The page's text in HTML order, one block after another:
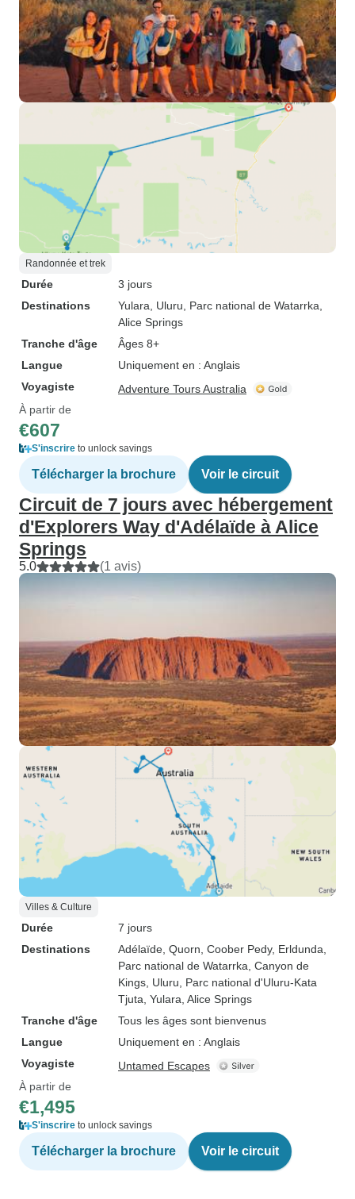
Randonnée et trek
Durée
3 jours
Destinations
Yulara , Uluru , Parc national de Watarrka
Alice Springs
Tranche d'âge
Âges 8+
Langue
Uniquement en : Anglais
Voyagiste
Adventure Tours Australia
À partir de
€607
S'inscrire to unlock savings
Télécharger la brochure Voir le circuit
Circuit de 7 jours avec hébergement
d'Explorers Way d'Adélaïde à Alice
Springs
5.0 (1 avis)
Villes & Culture
Durée
7 jours
Destinations
Adélaïde , Quorn , Coober Pedy, Erldunda
Parc national de Watarrka , Canyon de
Kings , Uluru , Parc national d'Uluru-Kata
Tjuta , Yulara , Alice Springs
Tranche d'âge
Tous les âges sont bienvenus
Langue
Uniquement en : Anglais
Voyagiste
Untamed Escapes
À partir de
€1,495
S'inscrire to unlock savings
Télécharger la brochure Voir le circuit